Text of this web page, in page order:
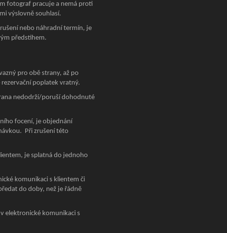
fotograf pracuje a nemá proti
výslovně souhlasí.
nebo náhradní termín, je
předstihem.
pro obě strany, až po
poplatek vratný.
nedodrží/poruší dohodnuté
focení, je objednání
Při zrušení této
je splatná do jednoho
komunikaci s klientem či
do doby, než je řádně
elektronické komunikaci s